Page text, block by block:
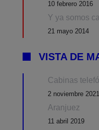
10 febrero 2016
Y ya somos
21 mayo 2014
VISTA DE
Cabinas
2 noviembre 2021
Aranjuez
11 abril 2019